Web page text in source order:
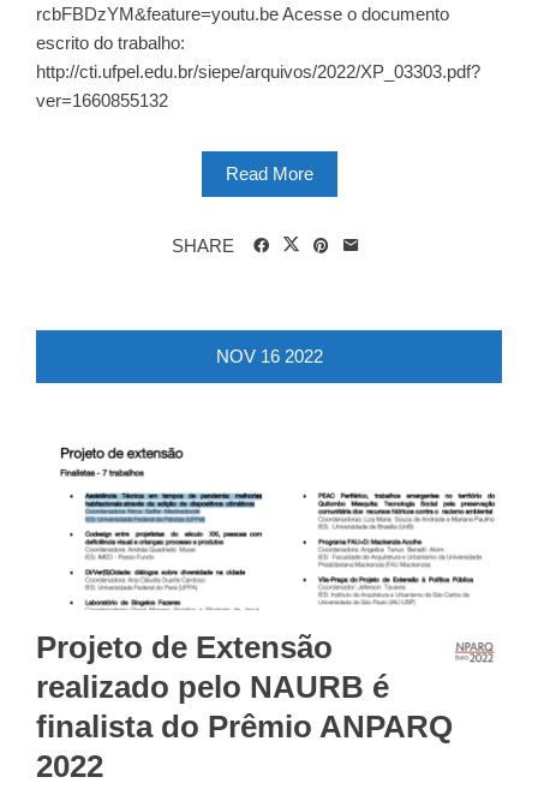
rcbFBDzYM&feature=youtu.be Acesse o documento
escrito do trabalho:
http://cti.ufpel.edu.br/siepe/arquivos/2022/XP_03303.pdf?
ver=1660855132
Read More
SHARE
NOV 16 2022
Projeto de Extensão
realizado pelo NAURB é
finalista do Prêmio ANPARQ
2022